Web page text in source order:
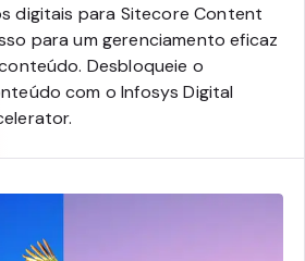
digitais para Sitecore Content
para um gerenciamento eficaz
Desbloqueie o
com o Infosys Digital